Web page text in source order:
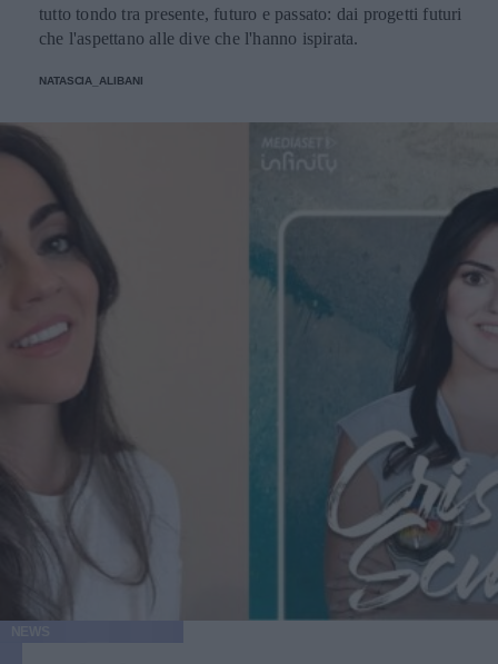
tutto tondo tra presente, futuro e passato: dai progetti futuri
che l'aspettano alle dive che l'hanno ispirata.
NATASCIA_ALIBANI